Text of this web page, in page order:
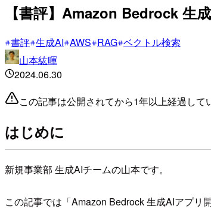
【書評】Amazon Bedrock 生
書評 生成AI AWS RAG ベクトル検索
山本紘暉
2024.06.30
この記事は公開されてから1年以上経過して
はじめに
新規事業部 生成AIチームの山本です。
この記事では「Amazon Bedrock 生成AIアプリ